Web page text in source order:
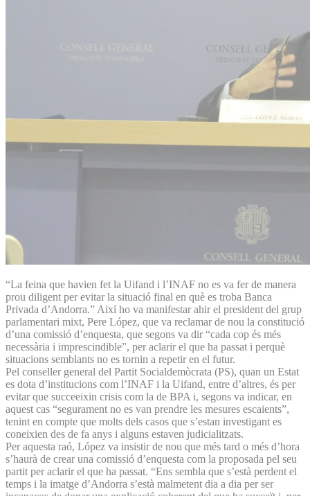
“La feina que havien fet la Uifand i l’INAF no es va fer de manera
prou diligent per evitar la situació final en què es troba Banca
Privada d’Andorra.” Així ho va manifestar ahir el president del grup
parlamentari mixt, Pere López, que va reclamar de nou la constitució
d’una comissió d’enquesta, que segons va dir “cada cop és més
necessària i imprescindible”, per aclarir el que ha passat i perquè
situacions semblants no es tornin a repetir en el futur.
Pel conseller general del Partit Socialdemòcrata (PS), quan un Estat
es dota d’institucions com l’INAF i la Uifand, entre d’altres, és per
evitar que succeeixin crisis com la de BPA i, segons va indicar, en
aquest cas “segurament no es van prendre les mesures escaients”,
tenint en compte que molts dels casos que s’estan investigant es
coneixien des de fa anys i alguns estaven judicialitzats.
Per aquesta raó, López va insistir de nou que més tard o més d’hora
s’haurà de crear una comissió d’enquesta com la proposada pel seu
partit per aclarir el que ha passat. “Ens sembla que s’està perdent el
temps i la imatge d’Andorra s’està malmetent dia a dia per ser